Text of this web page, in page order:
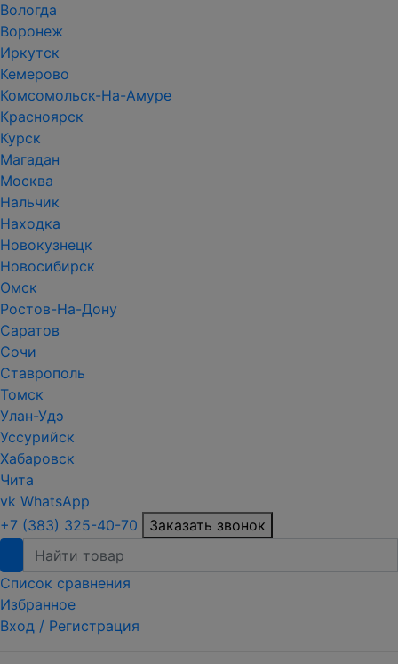
Вологда
Воронеж
Иркутск
Кемерово
Комсомольск-На-Амуре
Красноярск
Курск
Магадан
Москва
Нальчик
Находка
Новокузнецк
Новосибирск
Омск
Ростов-На-Дону
Саратов
Сочи
Ставрополь
Томск
Улан-Удэ
Уссурийск
Хабаровск
Чита
vk WhatsApp
+7 (383) 325-40-70
Заказать звонок
Список сравнения
Избранное
Вход / Регистрация